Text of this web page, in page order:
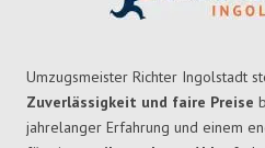
Umzugsmeister Richter Ingolstadt
Zuverlässigkeit und faire Preise
jahrelanger Erfahrung und einem